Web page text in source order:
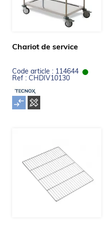
Chariot de service
Code article : 114644
Ref : CHDIV10130